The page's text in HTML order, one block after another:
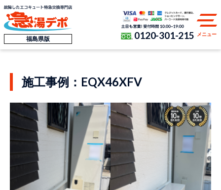
福島県版 0120-301-215 メニュー
施工事例：EQX46XFV